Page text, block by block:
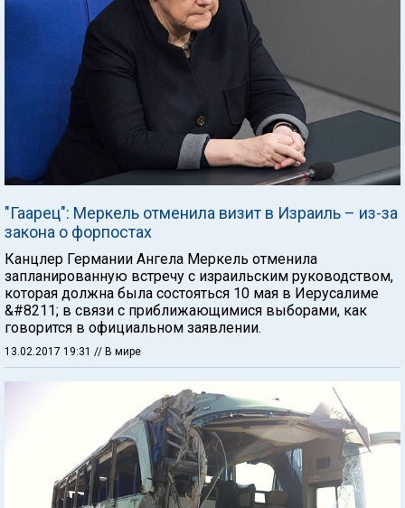
"Гаарец": Меркель отменила визит в Израиль – из-за
закона о форпостах
Канцлер Германии Ангела Меркель отменила
запланированную встречу с израильским руководством,
которая должна была состояться 10 мая в Иерусалиме
&#8211; в связи с приближающимися выборами, как
говорится в официальном заявлении.
13.02.2017 19:31 // В мире